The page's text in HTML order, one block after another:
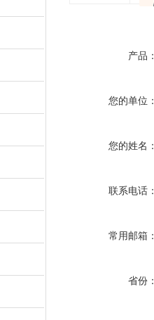
产品：
您的单位：
您的姓名：
联系电话：
常用邮箱：
省份：